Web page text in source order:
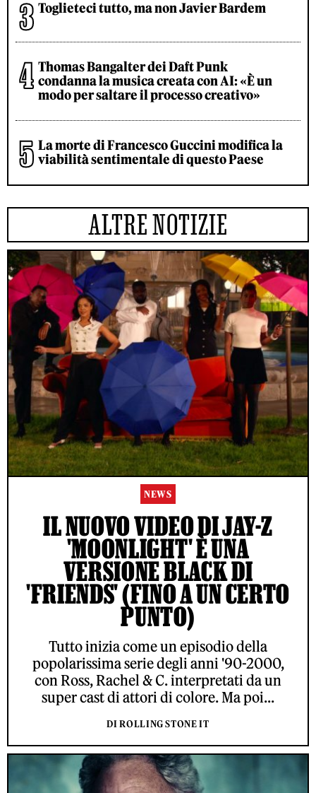
Toglieteci tutto, ma non Javier Bardem
Thomas Bangalter dei Daft Punk
condanna la musica creata con AI: «È un
modo per saltare il processo creativo»
La morte di Francesco Guccini modifica la
viabilità sentimentale di questo Paese
ALTRE NOTIZIE
NEWS
IL NUOVO VIDEO DI JAY-Z
'MOONLIGHT' È UNA
VERSIONE BLACK DI
'FRIENDS' (FINO A UN CERTO
PUNTO)
Tutto inizia come un episodio della
popolarissima serie degli anni '90-2000,
con Ross, Rachel & C. interpretati da un
super cast di attori di colore. Ma poi...
DI ROLLING STONE IT